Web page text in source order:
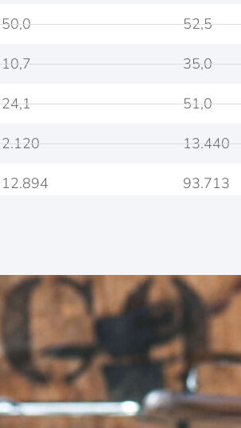
50,0
10,7
24,1
2.120
12.894
52,5
35,0
51,0
13.440
93.713